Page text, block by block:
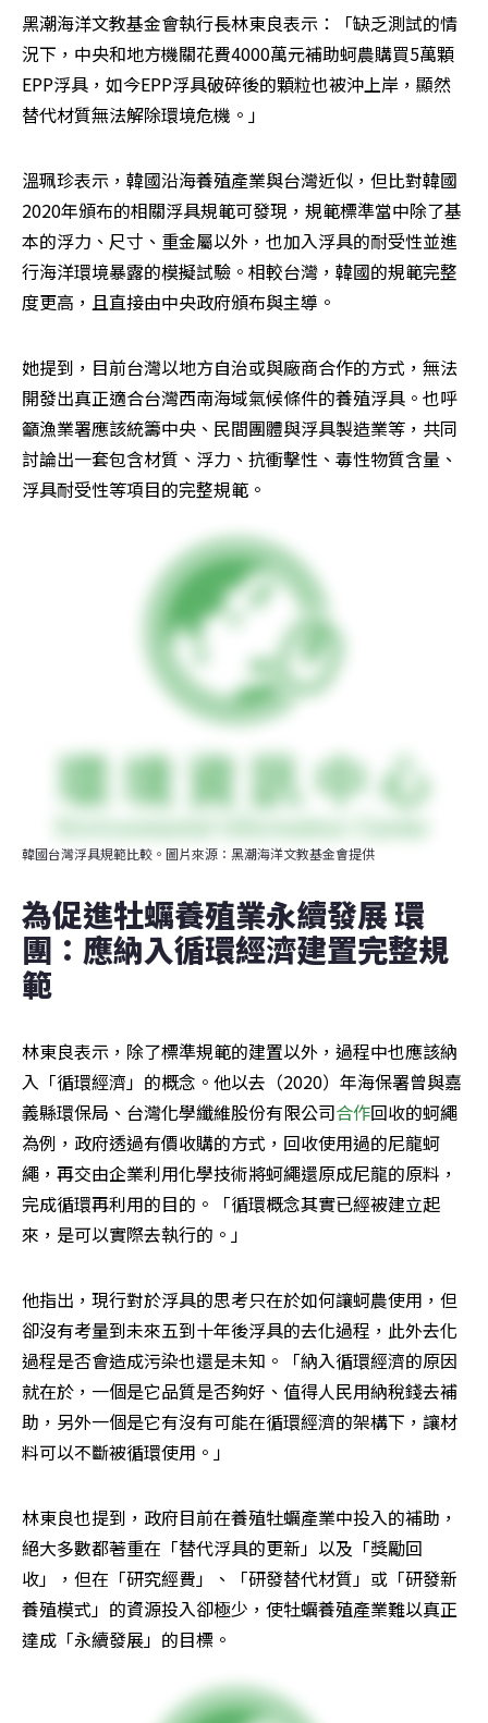
黑潮海洋文教基金會執行長林東良表示：「缺乏測試的情
況下，中央和地方機關花費4000萬元補助蚵農購買5萬顆
EPP浮具，如今EPP浮具破碎後的顆粒也被沖上岸，顯然
替代材質無法解除環境危機。」
溫珮珍表示，韓國沿海養殖產業與台灣近似，但比對韓國
2020年頒布的相關浮具規範可發現，規範標準當中除了基
本的浮力、尺寸、重金屬以外，也加入浮具的耐受性並進
行海洋環境暴露的模擬試驗。相較台灣，韓國的規範完整
度更高，且直接由中央政府頒布與主導。
她提到，目前台灣以地方自治或與廠商合作的方式，無法
開發出真正適合台灣西南海域氣候條件的養殖浮具。也呼
籲漁業署應該統籌中央、民間團體與浮具製造業等，共同
討論出一套包含材質、浮力、抗衝擊性、毒性物質含量、
浮具耐受性等項目的完整規範。
韓國台灣浮具規範比較。圖片來源：黑潮海洋文教基金會提供
為促進牡蠣養殖業永續發展 環
團：應納入循環經濟建置完整規
範
林東良表示，除了標準規範的建置以外，過程中也應該納
入「循環經濟」的概念。他以去（2020）年海保署曾與嘉
義縣環保局、台灣化學纖維股份有限公司合作回收的蚵繩
為例，政府透過有價收購的方式，回收使用過的尼龍蚵
繩，再交由企業利用化學技術將蚵繩還原成尼龍的原料，
完成循環再利用的目的。「循環概念其實已經被建立起
來，是可以實際去執行的。」
他指出，現行對於浮具的思考只在於如何讓蚵農使用，但
卻沒有考量到未來五到十年後浮具的去化過程，此外去化
過程是否會造成污染也還是未知。「納入循環經濟的原因
就在於，一個是它品質是否夠好、值得人民用納稅錢去補
助，另外一個是它有沒有可能在循環經濟的架構下，讓材
料可以不斷被循環使用。」
林東良也提到，政府目前在養殖牡蠣產業中投入的補助，
絕大多數都著重在「替代浮具的更新」以及「獎勵回
收」，但在「研究經費」、「研發替代材質」或「研發新
養殖模式」的資源投入卻極少，使牡蠣養殖產業難以真正
達成「永續發展」的目標。